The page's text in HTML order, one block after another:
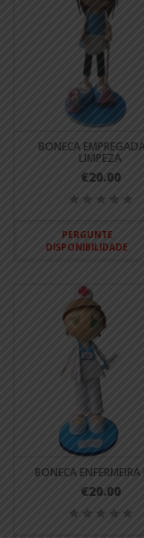
BONECA
LIMPEZA
€20.00
PERGUNTE
DISPONIBILIDADE
BONECA
€20.00